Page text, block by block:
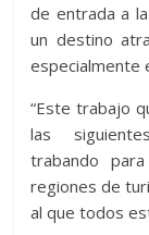
de entrada a
un destino
especialmente
“Este trabajo
las
trabando
regiones de
al que todos